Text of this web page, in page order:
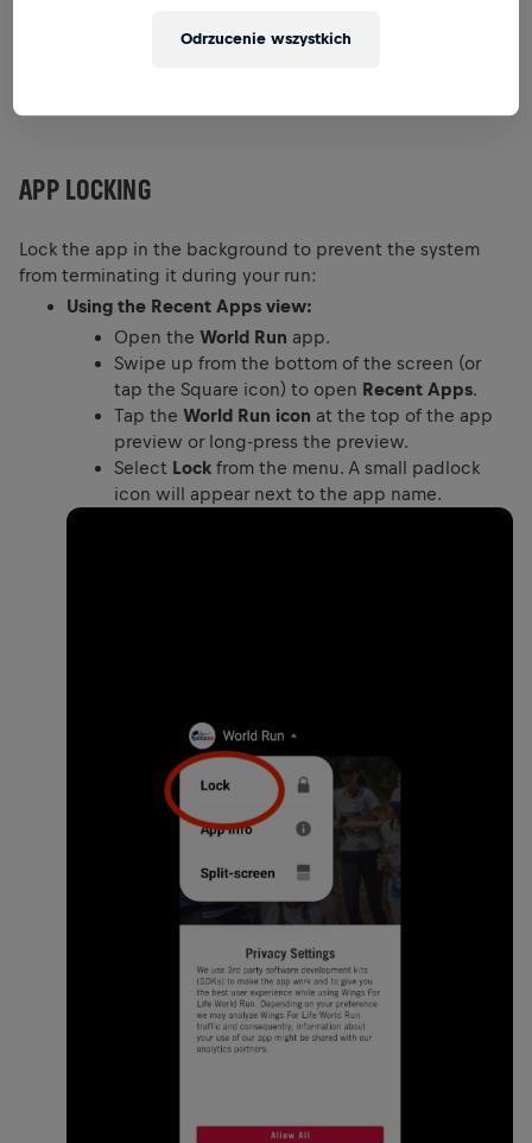
APP LOCKING
Lock the app in the background to prevent the system
from terminating it during your run:
Using the Recent Apps view:
Open the World Run app.
Swipe up from the bottom of the screen (or
tap the Square icon) to open Recent Apps.
Tap the World Run icon at the top of the app
preview or long-press the preview.
Select Lock from the menu. A small padlock
icon will appear next to the app name.
Odrzucenie wszystkich